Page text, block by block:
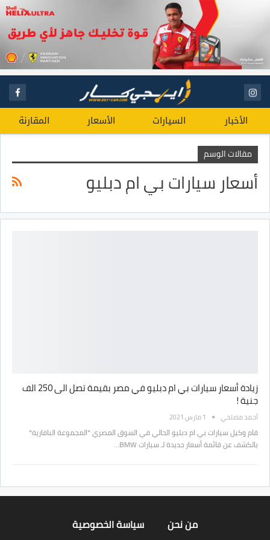
الأخبار السيارات الأسعار المقارنة
مقالات الوسم
أسعار سيارات بي ام دبليو
زيادة أسعار سيارات بي ام دبليو في مصر بقيمة تصل الى 250 الف
جنية !
أحمد مصلحي 1 مارس 2021
قام وكيل سيارات بي ام دبليو الحالي في السوق المصري "المجموعة البافارية"
بالكشف عن قائمة أسعار جديدة لـ سيارات BMW…
من نحن سياسة الخصوصية